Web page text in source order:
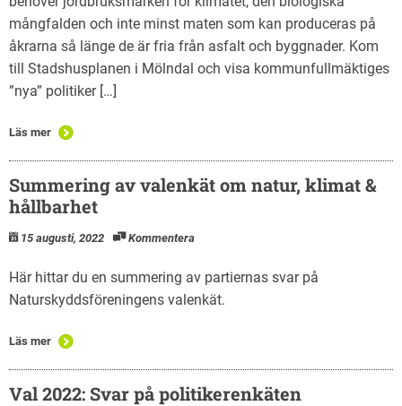
mångfalden och inte minst maten som kan produceras på
åkrarna så länge de är fria från asfalt och byggnader. Kom
till Stadshusplanen i Mölndal och visa kommunfullmäktiges
”nya” politiker […]
Läs mer
Summering av valenkät om natur, klimat &
hållbarhet
15 augusti, 2022 Kommentera
Här hittar du en summering av partiernas svar på
Naturskyddsföreningens valenkät.
Läs mer
Val 2022: Svar på politikerenkäten